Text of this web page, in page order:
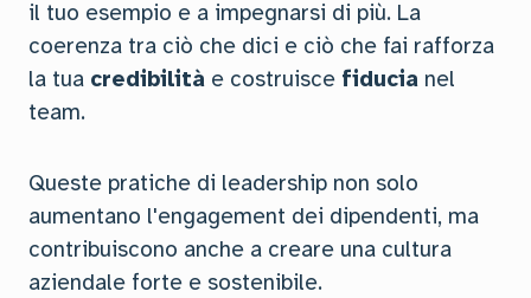
il tuo esempio e a impegnarsi di più. La
coerenza tra ciò che dici e ciò che fai rafforza
la tua credibilità e costruisce fiducia nel
team.
Queste pratiche di leadership non solo
aumentano l'engagement dei dipendenti, ma
contribuiscono anche a creare una cultura
aziendale forte e sostenibile.